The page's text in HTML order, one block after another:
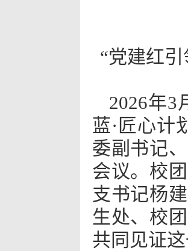
“党建红
2026年3
蓝·匠心计
委副书记
会议。校
支书记杨
生处、校
共同见证